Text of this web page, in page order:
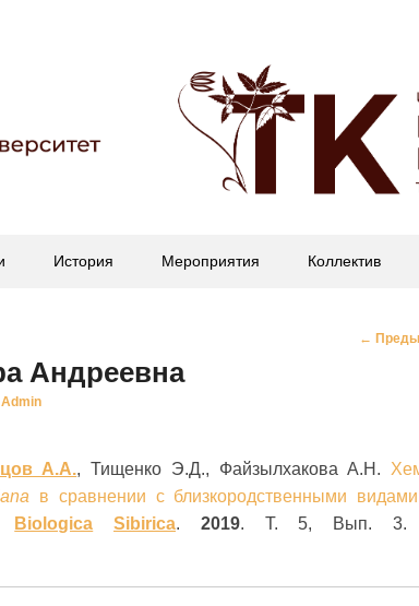
История Мероприятия Коллектив
←
Андреевна
Admin
А.А., Тищенко Э.Д., Файзылхакова А.Н.
в сравнении с близкородственными видами
Biologica Sibirica. 2019. Т. 5, Вып. 3.